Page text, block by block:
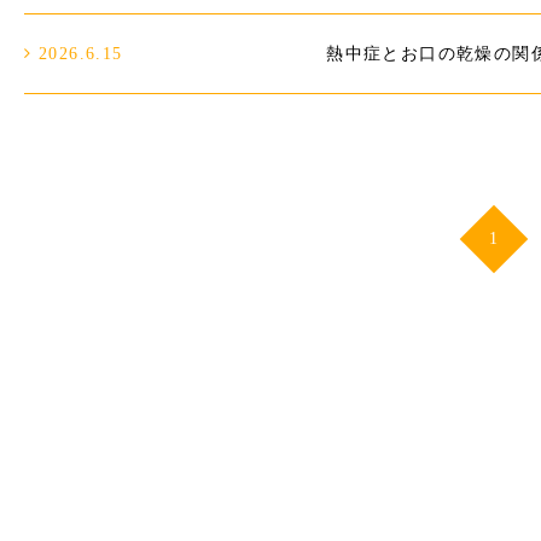
2026.6.15 熱中症とお口の乾燥の関
1